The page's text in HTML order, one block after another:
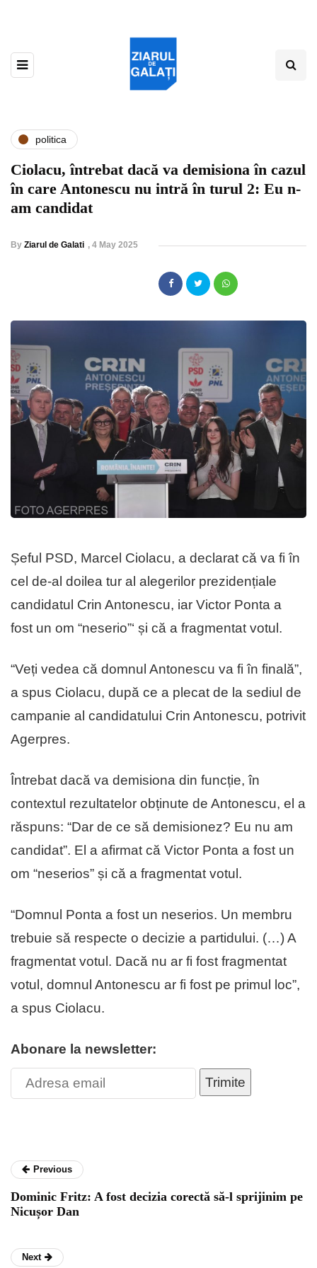
politica
Ciolacu, întrebat dacă va demisiona în cazul
în care Antonescu nu intră în turul 2: Eu n-
am candidat
By Ziarul de Galati , 4 May 2025
Șeful PSD, Marcel Ciolacu, a declarat că va fi în
cel de-al doilea tur al alegerilor prezidențiale
candidatul Crin Antonescu, iar Victor Ponta a
fost un om “neserio”‘ și că a fragmentat votul.
“Veți vedea că domnul Antonescu va fi în finală”,
a spus Ciolacu, după ce a plecat de la sediul de
campanie al candidatului Crin Antonescu, potrivit
Agerpres.
Întrebat dacă va demisiona din funcție, în
contextul rezultatelor obținute de Antonescu, el a
răspuns: “Dar de ce să demisionez? Eu nu am
candidat”. El a afirmat că Victor Ponta a fost un
om “neserios” și că a fragmentat votul.
“Domnul Ponta a fost un neserios. Un membru
trebuie să respecte o decizie a partidului. (…) A
fragmentat votul. Dacă nu ar fi fost fragmentat
votul, domnul Antonescu ar fi fost pe primul loc”,
a spus Ciolacu.
Abonare la newsletter:
Trimite
Previous
Dominic Fritz: A fost decizia corectă să-l sprijinim pe
Nicușor Dan
Next